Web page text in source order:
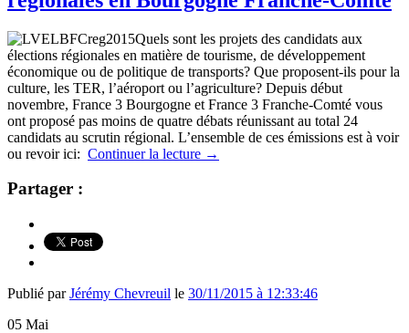
Quels sont les projets des candidats aux
élections régionales en matière de tourisme, de développement
économique ou de politique de transports? Que proposent-ils pour la
culture, les TER, l’aéroport ou l’agriculture? Depuis début
novembre, France 3 Bourgogne et France 3 Franche-Comté vous
ont proposé pas moins de quatre débats réunissant au total 24
candidats au scrutin régional. L’ensemble de ces émissions est à voir
ou revoir ici: Continuer la lecture →
Partager :
Publié parJérémy Chevreuil le 30/11/2015 à 12:33:46
05 Mai